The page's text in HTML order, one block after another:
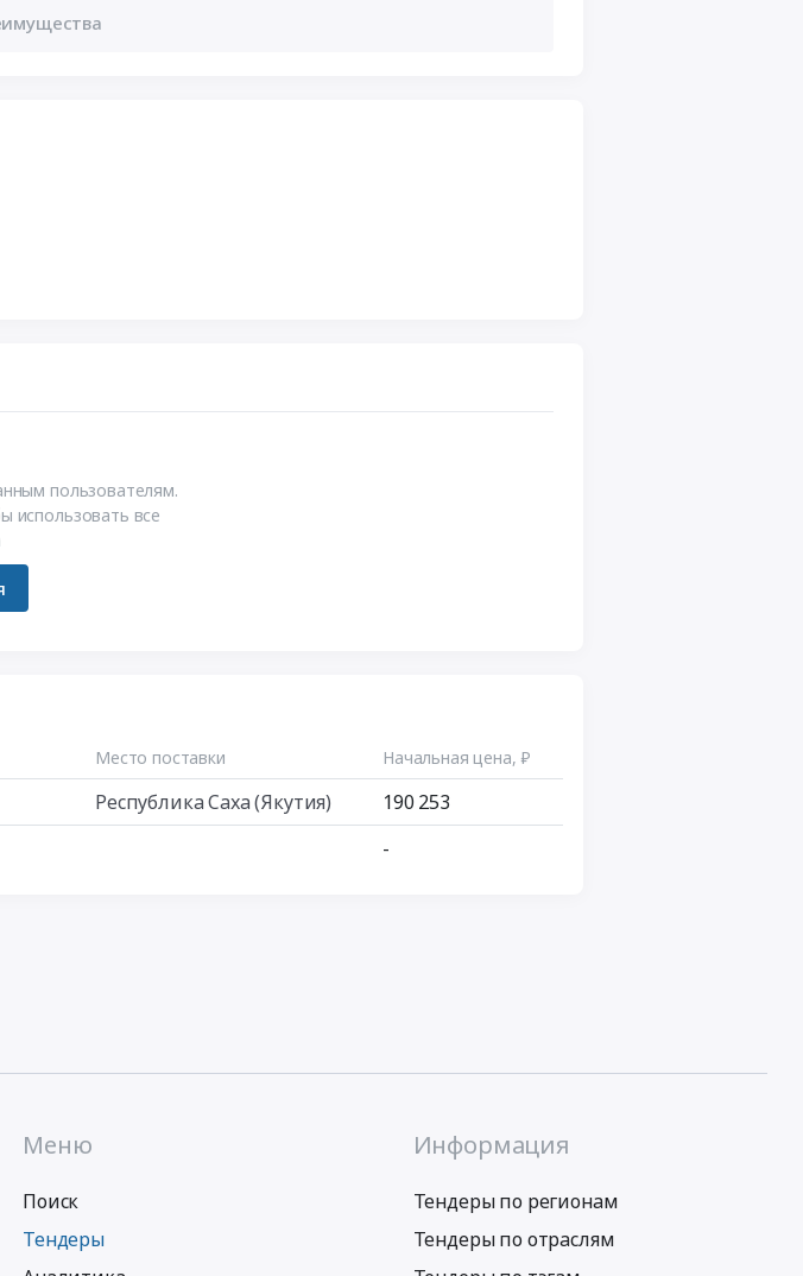
пользователям.
использовать все
Место поставки Начальная цена, ₽
Республика Саха (Якутия)
190 253
-
Меню
Поиск
Тендеры
Информация
Тендеры по регионам
Тендеры по отраслям